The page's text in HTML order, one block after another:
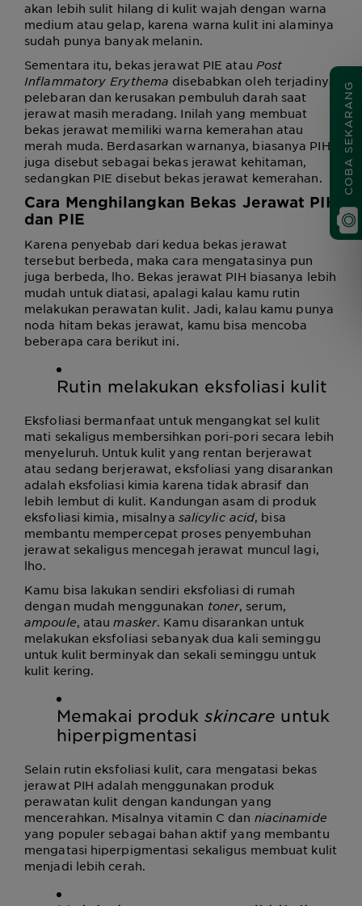
akan lebih sulit hilang di kulit wajah dengan warna
medium atau gelap, karena warna kulit ini alaminya
sudah punya banyak melanin.
Sementara itu, bekas jerawat PIE atau Post
Inflammatory Erythema disebabkan oleh terjadinya
pelebaran dan kerusakan pembuluh darah saat
jerawat masih meradang. Inilah yang membuat
bekas jerawat memiliki warna kemerahan atau
merah muda. Berdasarkan warnanya, biasanya PIH
juga disebut sebagai bekas jerawat kehitaman,
sedangkan PIE disebut bekas jerawat kemerahan.
Cara Menghilangkan Bekas Jerawat PIH
dan PIE
Karena penyebab dari kedua bekas jerawat
tersebut berbeda, maka cara mengatasinya pun
juga berbeda, lho. Bekas jerawat PIH biasanya lebih
mudah untuk diatasi, apalagi kalau kamu rutin
melakukan perawatan kulit. Jadi, kalau kamu punya
noda hitam bekas jerawat, kamu bisa mencoba
beberapa cara berikut ini.
Rutin melakukan eksfoliasi kulit
Eksfoliasi bermanfaat untuk mengangkat sel kulit
mati sekaligus membersihkan pori-pori secara lebih
menyeluruh. Untuk kulit yang rentan berjerawat
atau sedang berjerawat, eksfoliasi yang disarankan
adalah eksfoliasi kimia karena tidak abrasif dan
lebih lembut di kulit. Kandungan asam di produk
eksfoliasi kimia, misalnya salicylic acid, bisa
membantu mempercepat proses penyembuhan
jerawat sekaligus mencegah jerawat muncul lagi,
lho.
Kamu bisa lakukan sendiri eksfoliasi di rumah
dengan mudah menggunakan toner, serum,
ampoule, ataumasker. Kamu disarankan untuk
melakukan eksfoliasi sebanyak dua kali seminggu
untuk kulit berminyak dan sekali seminggu untuk
kulit kering.
Memakai produk skincare untuk
hiperpigmentasi
Selain rutin eksfoliasi kulit, cara mengatasi bekas
jerawat PIH adalah menggunakan produk
perawatan kulit dengan kandungan yang
mencerahkan. Misalnya vitamin C dan niacinamide
yang populer sebagai bahan aktif yang membantu
mengatasi hiperpigmentasi sekaligus membuat kulit
menjadi lebih cerah.
COBA SEKARANG